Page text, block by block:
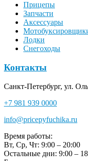
Прицепы
Запчасти
Аксессуары
Лодки
Снегоходы
Контакты
Санкт-Петербург, ул.
+7 981 939 0000
info@pricepyfuchika.ru
Время работы:
Вт, Ср, Чт: 9:00 – 20:00
Остальные дни: 9:00 –